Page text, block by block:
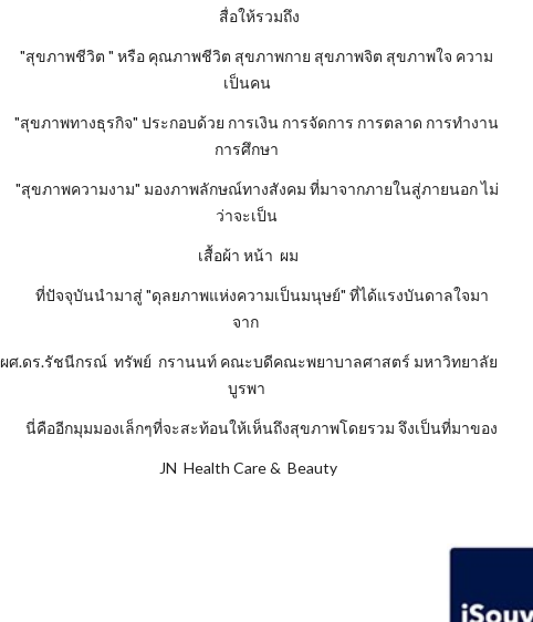
สื่อให้รวมถึง
"สุขภาพชีวิต " หรือ คุณภาพชีวิต สุขภาพกาย สุขภาพจิต สุขภาพใจ ความ
เป็นคน
"สุขภาพทางธุรกิจ" ประกอบด้วย การเงิน การจัดการ การตลาด การทำงาน
การศึกษา
"สุขภาพความงาม" มองภาพลักษณ์ทางสังคม ที่มาจากภายในสู่ภายนอก ไม่
ว่าจะเป็น
เสื้อผ้า หน้า ผม
ที่ปัจจุบันนำมาสู่ "ดุลยภาพแห่งความเป็นมนุษย์" ที่ได้แรงบันดาลใจมา
จาก
ผศ.ดร.รัชนีกรณ์ ทรัพย์ กรานนท์ คณะบดีคณะพยาบาลศาสตร์ มหาวิทยาลัย
บูรพา
นี่คืออีกมุมมองเล็กๆที่จะสะท้อนให้เห็นถึงสุขภาพโดยรวม จึงเป็นที่มาของ
JN Health Care & Beauty